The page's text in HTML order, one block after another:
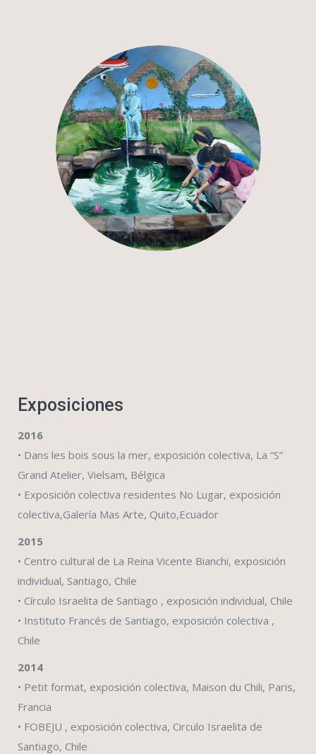
Exposiciones
2016
• Dans les bois sous la mer, exposición colectiva, La “S”
Grand Atelier, Vielsam, Bélgica
• Exposición colectiva residentes No Lugar, exposición
colectiva,Galería Mas Arte, Quito,Ecuador
2015
• Centro cultural de La Reina Vicente Bianchi, exposición
individual, Santiago, Chile
• Círculo Israelita de Santiago , exposición individual, Chile
• Instituto Francés de Santiago, exposición colectiva ,
Chile
2014
• Petit format, exposición colectiva, Maison du Chili, Paris,
Francia
• FOBEJU , exposición colectiva, Circulo Israelita de
Santiago, Chile